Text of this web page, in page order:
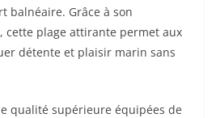
balnéaire. Grâce à son
cette plage attirante permet aux
détente et plaisir marin sans
qualité supérieure équipées de